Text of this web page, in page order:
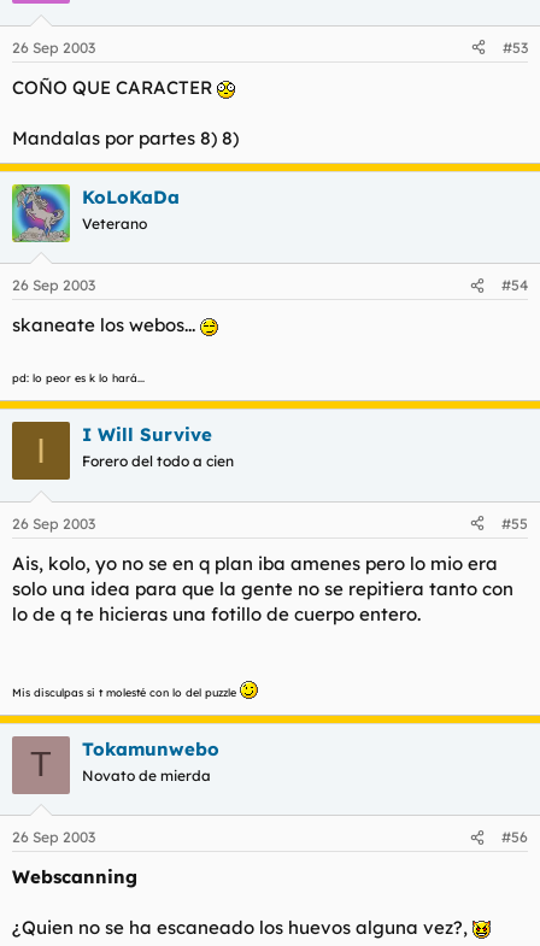
26 Sep 2003 #53
COÑO QUE CARACTER
Mandalas por partes 8) 8)
KoLoKaDa
Veterano
26 Sep 2003 #54
skaneate los webos...
pd: lo peor es k lo hará...
I I Will Survive
Forero del todo a cien
26 Sep 2003 #55
Ais, kolo, yo no se en q plan iba amenes pero lo mio era
solo una idea para que la gente no se repitiera tanto con
lo de q te hicieras una fotillo de cuerpo entero.
Mis disculpas si t molesté con lo del puzzle
T Tokamunwebo
Novato de mierda
26 Sep 2003 #56
Webscanning
¿Quien no se ha escaneado los huevos alguna vez?,